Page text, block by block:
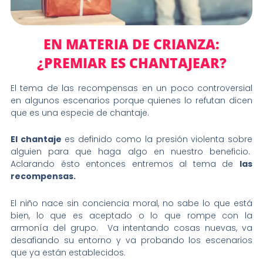
EN MATERIA DE CRIANZA:
¿PREMIAR ES CHANTAJEAR?
El tema de las recompensas en un poco controversial
en algunos escenarios porque quienes lo refutan dicen
que es una especie de chantaje.
El chantaje es definido como la presión violenta sobre
alguien para que haga algo en nuestro beneficio.
Aclarando ésto entonces entremos al tema de las
recompensas.
El niño nace sin conciencia moral, no sabe lo que está
bien, lo que es aceptado o lo que rompe con la
armonía del grupo. Va intentando cosas nuevas, va
desafiando su entorno y va probando los escenarios
que ya están establecidos.